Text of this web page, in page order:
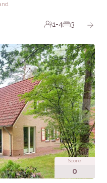
1-4 3
Score
0